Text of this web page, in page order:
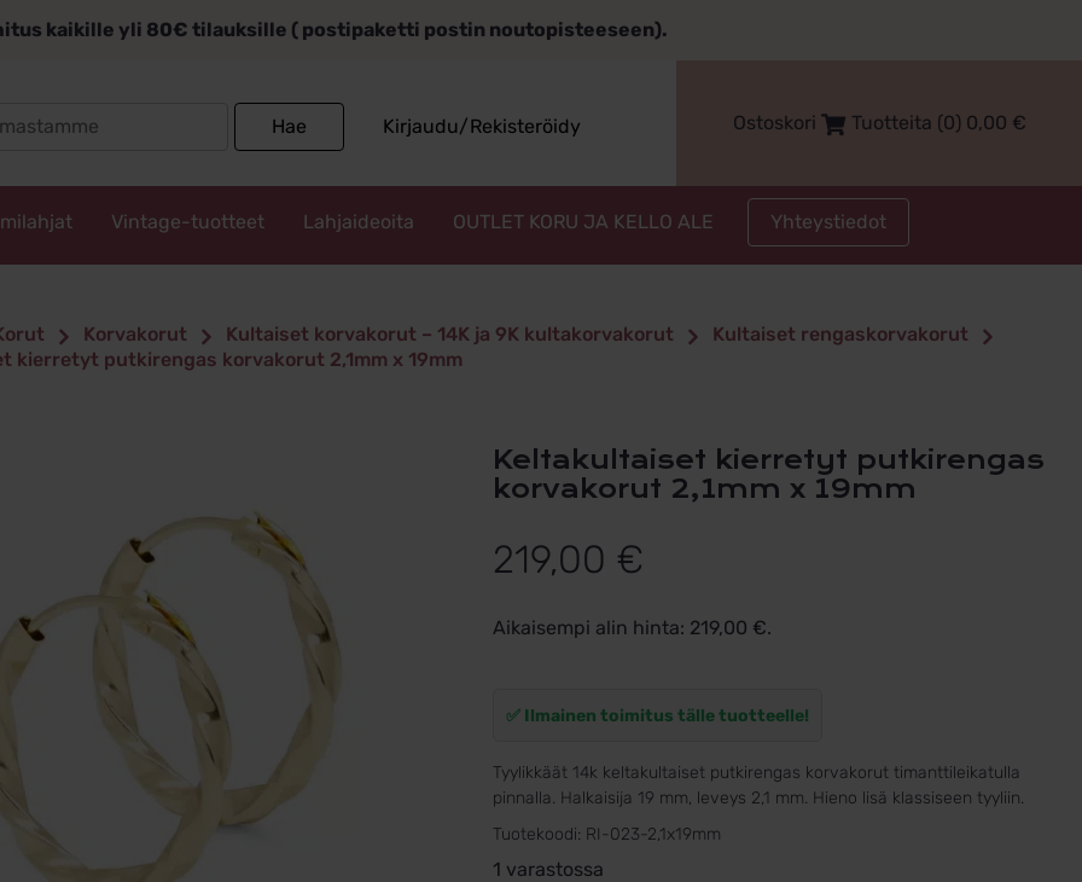
kaikille yli 80€ tilauksille ( postipaketti postin noutopisteeseen).
Hae Kirjaudu/Rekisteröidy Ostoskori Tuotteita (0) 0,00 €
Vintage-tuotteet Lahjaideoita OUTLET KORU JA KELLO ALE Yhteystiedot
Korvakorut Kultaiset korvakorut – 14K ja 9K kultakorvakorut
Kultaiset rengaskorvakorut
kierretyt putkirengas korvakorut 2,1mm x 19mm
Keltakultaiset kierretyt putkirengas
korvakorut 2,1mm x 19mm
219,00 €
Aikaisempi alin hinta: 219,00 €.
✅ Ilmainen toimitus tälle tuotteelle!
Tyylikkäät 14k keltakultaiset putkirengas korvakorut timanttileikatulla
pinnalla. Halkaisija 19 mm, leveys 2,1 mm. Hieno lisä klassiseen tyyliin.
Tuotekoodi: RI-023-2,1x19mm
1 varastossa